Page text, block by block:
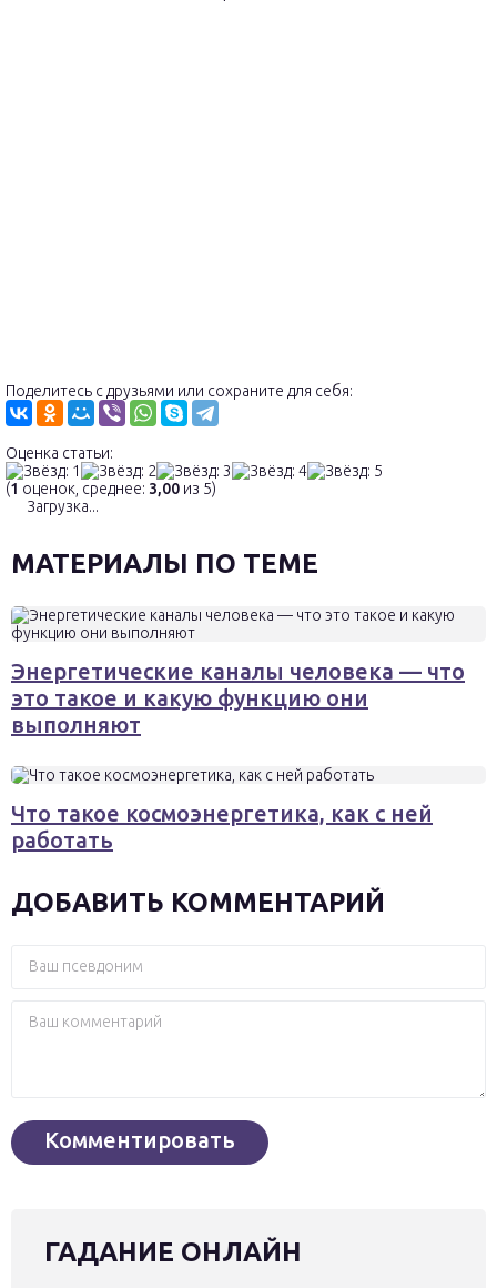
Поделитесь с друзьями или сохраните для себя:
Оценка статьи:
(1 оценок, среднее: 3,00 из 5)
Загрузка...
МАТЕРИАЛЫ ПО ТЕМЕ
Энергетические каналы человека — что
это такое и какую функцию они
выполняют
Что такое космоэнергетика, как с ней
работать
ДОБАВИТЬ КОММЕНТАРИЙ
ГАДАНИЕ ОНЛАЙН